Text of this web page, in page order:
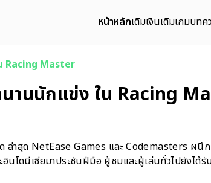
หน้าหลักเติมเงินเติมเกมบทค
Racing Master
านนักแข่ง ใน Racing
ล่าสุด NetEase Games และ Codemasters ผนึ
นโดนีเซียมาประชันฝีมือ ผู้ชมและผู้เล่นทั่วไปยังได้